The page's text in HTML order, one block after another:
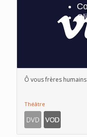
Ô vous frères humains
Théâtre